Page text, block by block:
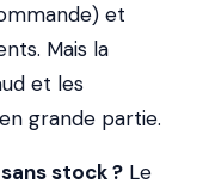
et
Mais la
et les
grande partie.
stock ? Le